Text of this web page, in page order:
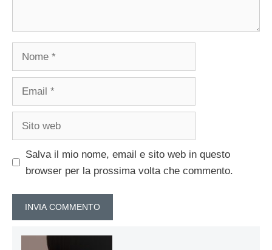
Salva il mio nome, email e sito web in questo
browser per la prossima volta che commento.